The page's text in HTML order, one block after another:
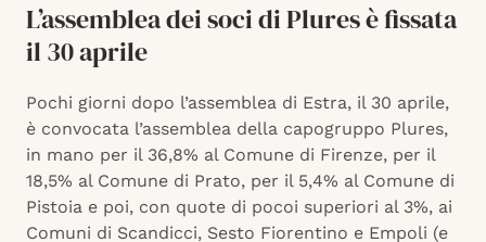
L’assemblea dei soci di Plures è fissata
il 30 aprile
Pochi giorni dopo l’assemblea di Estra, il 30 aprile,
è convocata l’assemblea della capogruppo Plures,
in mano per il 36,8% al Comune di Firenze, per il
18,5% al Comune di Prato, per il 5,4% al Comune di
Pistoia e poi, con quote di pocoi superiori al 3%, ai
Comuni di Scandicci, Sesto Fiorentino e Empoli (e